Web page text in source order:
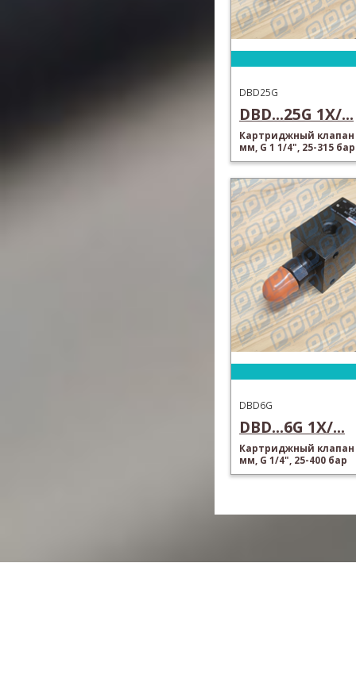
DBD25G
DBD...25G 1X/...
Картриджный клапан
мм, G 1 1/4", 25-315 бар
DBD6G
DBD...6G 1X/...
Картриджный клапан
мм, G 1/4", 25-400 бар